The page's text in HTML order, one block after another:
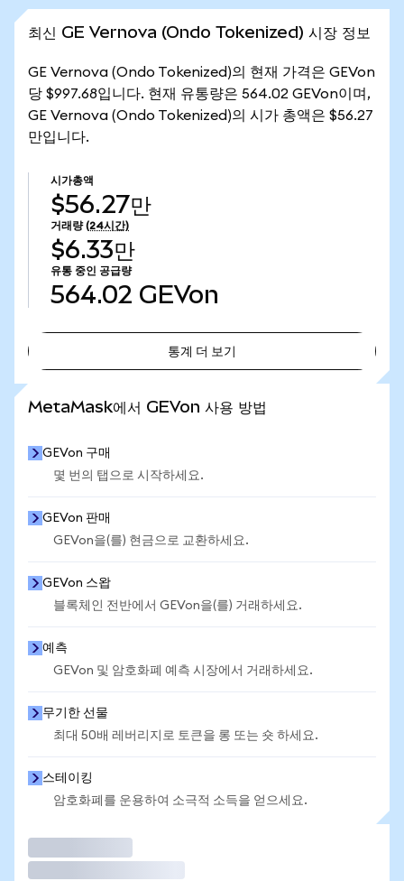
최신 GE Vernova (Ondo Tokenized) 시장 정보
GE Vernova (Ondo Tokenized)의 현재 가격은 GEVon
당 $997.68입니다. 현재 유통량은 564.02 GEVon이며,
GE Vernova (Ondo Tokenized)의 시가 총액은 $56.27
만입니다.
시가총액
$56.27만
거래량 (24시간)
$6.33만
유통 중인 공급량
564.02 GEVon
통계 더 보기
MetaMask에서 GEVon 사용 방법
GEVon 구매
몇 번의 탭으로 시작하세요.
GEVon 판매
GEVon을(를) 현금으로 교환하세요.
GEVon 스왑
블록체인 전반에서 GEVon을(를) 거래하세요.
예측
GEVon 및 암호화폐 예측 시장에서 거래하세요.
무기한 선물
최대 50배 레버리지로 토큰을 롱 또는 숏 하세요.
스테이킹
암호화폐를 운용하여 소극적 소득을 얻으세요.